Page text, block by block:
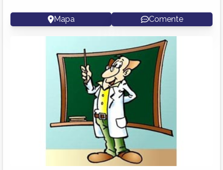
Mapa Comente